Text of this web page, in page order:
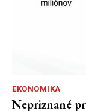
EKONOMIKA
Nepriznané